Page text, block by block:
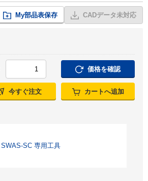
My部品表保存 CADデータ未対応
価格を確認
今すぐ注文 カートへ追加
SWAS-SC 専用工具